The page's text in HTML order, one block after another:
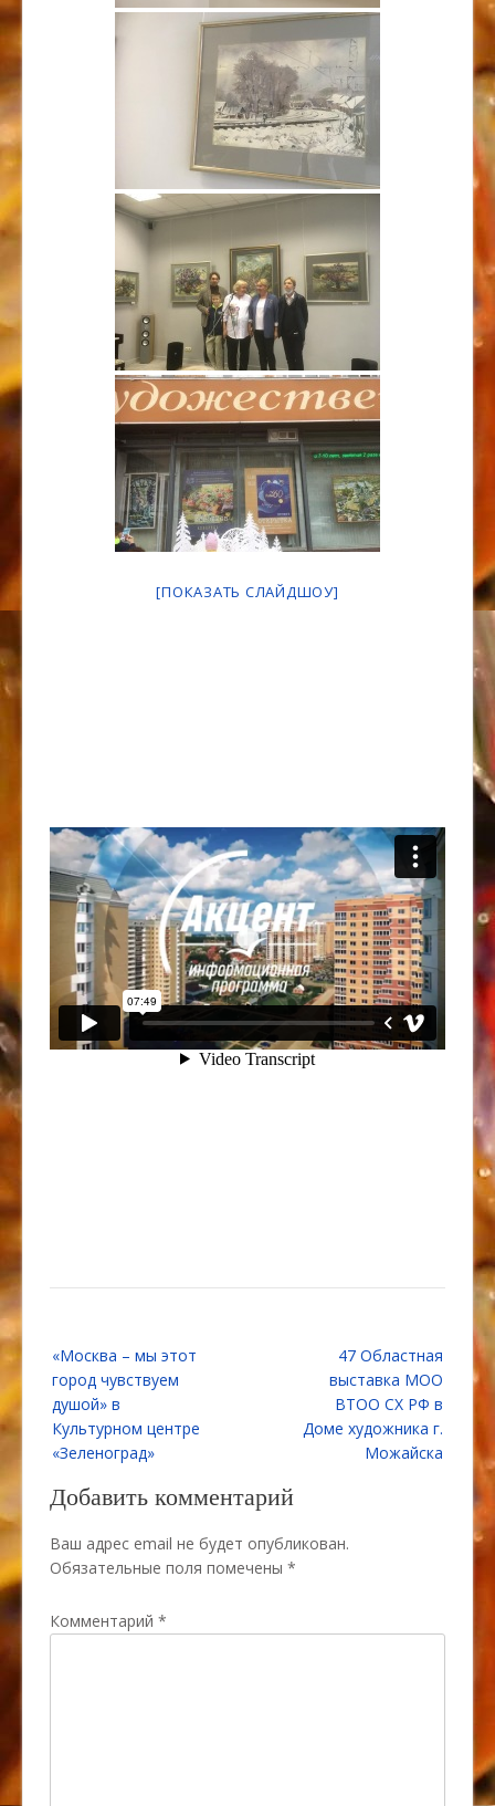
[ПОКАЗАТЬ СЛАЙДШОУ]
по
записям
«Москва – мы этот
город чувствуем
душой» в
Культурном центре
«Зеленоград»
47 Областная
выставка МОО
ВТОО СХ РФ в
Доме художника г.
Можайска
Добавить комментарий
Ваш адрес email не будет опубликован.
Обязательные поля помечены *
Комментарий *